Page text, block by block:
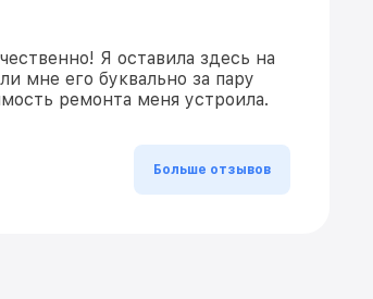
Я оставила здесь на
мне его буквально за пару
ремонта меня устроила.
Больше отзывов